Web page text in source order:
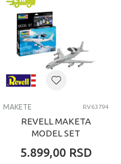
dečaci
4-6 godina
MAKETE
MAKETE RV63794
REVELL MAKETA
MODEL SET
5.899,00 RSD